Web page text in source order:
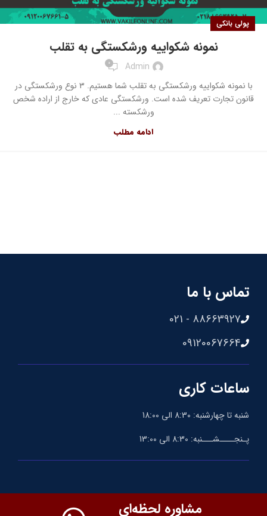
پولی بانکی
نمونه شکواییه ورشکستگی به تقلب
Admin
0
با نمونه شکواییه ورشکستگی به تقلب شما هستیم. ۳ نوع ورشکستگی در
قانون تجارت تعریف شده است. ورشکستگی عادی که خارج از اراده شخص
ورشکسته ...
ادامه مطلب
تماس با ما
88663927 - 021
09120067664
ساعات کاری
شنبه تا چهارشنبه: 8:30 الی 18:00
پـنجــــشـــنبه: 8:30 الی 13:00
مشاوره لحظه‌ای